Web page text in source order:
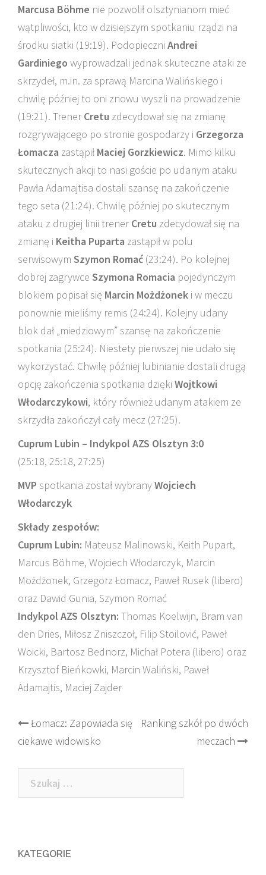
Marcusa Böhme nie pozwolił olsztynianom mieć
wątpliwości, kto w dzisiejszym spotkaniu rządzi na
środku siatki (19:19). Podopieczni Andrei
Gardiniego wyprowadzali jednak skuteczne ataki ze
skrzydeł, m.in. za sprawą Marcina Walińskiego i
chwilę później to oni znowu wyszli na prowadzenie
(19:21). TrenerCretu zdecydował się na zmianę
rozgrywającego po stronie gospodarzy i Grzegorza
Łomacza zastąpił Maciej Gorzkiewicz. Mimo kilku
skutecznych akcji to nasi goście po udanym ataku
Pawła Adamajtisa dostali szansę na zakończenie
tego seta (21:24). Chwilę później po skutecznym
ataku z drugiej linii trenerCretu zdecydował się na
zmianę i Keitha Puparta zastąpił w polu
serwisowym Szymon Romać (23:24). Po kolejnej
dobrej zagrywce Szymona Romacia pojedynczym
blokiem popisał się Marcin Możdżonek i w meczu
ponownie mieliśmy remis (24:24). Kolejny udany
blok dał „miedziowym” szansę na zakończenie
spotkania (25:24). Niestety pierwszej nie udało się
wykorzystać. Chwilę później lubinianie dostali drugą
opcję zakończenia spotkania dzięki Wojtkowi
Włodarczykowi, który również udanym atakiem ze
skrzydła zakończył cały mecz (27:25).
Cuprum Lubin – Indykpol AZS Olsztyn 3:0
(25:18, 25:18, 27:25)
MVP spotkania został wybranyWojciech
Włodarczyk
Składy zespołów:
Cuprum Lubin: Mateusz Malinowski, Keith Pupart,
Marcus Böhme, Wojciech Włodarczyk, Marcin
Możdżonek, Grzegorz Łomacz, Paweł Rusek (libero)
oraz Dawid Gunia, Szymon Romać
Indykpol AZS Olsztyn: Thomas Koelwijn, Bram van
den Dries, Miłosz Zniszczoł, Filip Stoilović, Paweł
Woicki, Bartosz Bednorz, Michał Potera (libero) oraz
Krzysztof Bieńkowki, Marcin Waliński, Paweł
Adamajtis, Maciej Zajder
Post
navigation
Łomacz: Zapowiada się
ciekawe widowisko
Ranking szkół po dwóch
meczach
Szukaj:
KATEGORIE